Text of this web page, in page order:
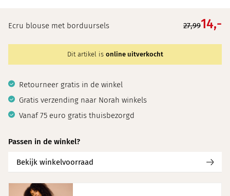
Ecru blouse met borduursels 27,9914,-
Dit artikel is online uitverkocht
Retourneer gratis in de winkel
Gratis verzending naar Norah winkels
Vanaf 75 euro gratis thuisbezorgd
Passen in de winkel?
Bekijk winkelvoorraad